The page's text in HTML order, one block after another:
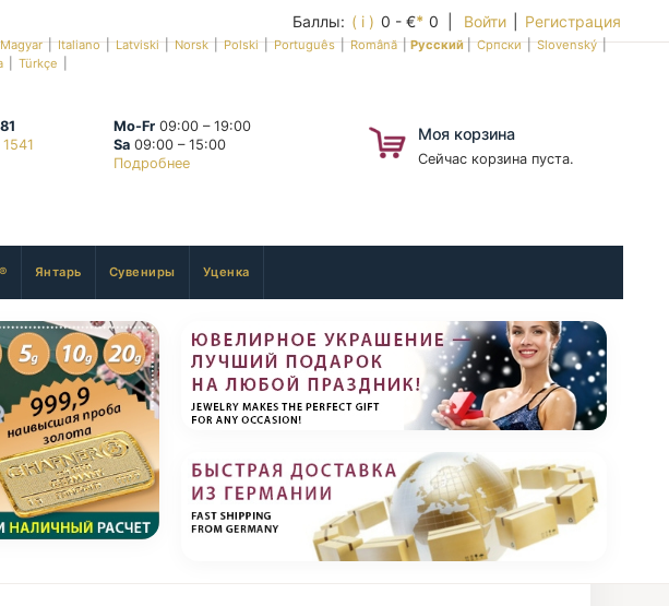
Баллы: ( i ) 0 - €* 0 | Войти Регистрация
Magyar|Italiano|Latviski|Norsk|Polski|Português|Română|Русский|Српски|Slovenský|
Türkçe
Mo-Fr09:00 – 19:00
Sa09:00 – 15:00
Подробнее
Моя корзина
Сейчас корзина пуста.
Янтарь Сувениры Уценка